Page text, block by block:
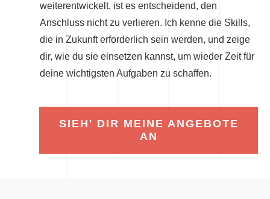
weiterentwickelt, ist es entscheidend, den
Anschluss nicht zu verlieren. Ich kenne die Skills,
die in Zukunft erforderlich sein werden, und zeige
dir, wie du sie einsetzen kannst, um wieder Zeit für
deine wichtigsten Aufgaben zu schaffen.
SIEH' DIR MEINE ANGEBOTE
AN